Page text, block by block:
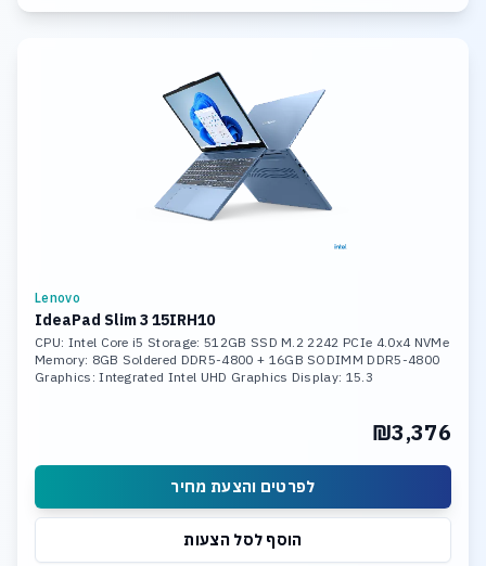
Lenovo
IdeaPad Slim 3 15IRH10
CPU: Intel Core i5 Storage: 512GB SSD M.2 2242 PCIe 4.0x4 NVMe
Memory: 8GB Soldered DDR5-4800 + 16GB SODIMM DDR5-4800
Graphics: Integrated Intel UHD Graphics Display: 15.3
₪3,376
לפרטים והצעת מחיר
הוסף לסל הצעות